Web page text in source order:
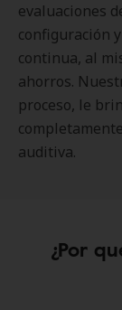
evaluaciones
configuración
continua, al
ahorros.
proceso, le
auditiva.
¿Por